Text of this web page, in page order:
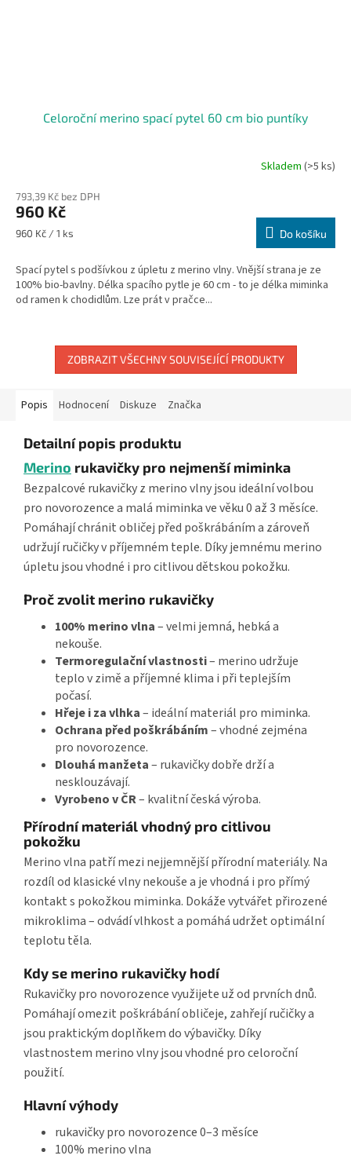
Celoroční merino spací pytel 60 cm bio puntíky
produktu
je
5,0
z
hvězdiček.
Skladem(>5 ks)
793,39 Kč bez DPH
960 Kč
Měrná
960 Kč / 1 ks Do košíku
Spací pytel s podšívkou z úpletu z merino vlny. Vnější strana je ze
100% bio-bavlny. Délka spacího pytle je 60 cm - to je délka miminka
od ramen k chodidlům. Lze prát v pračce...
ZOBRAZIT VŠECHNY SOUVISEJÍCÍ PRODUKTY
Popis Hodnocení Diskuze Značka
Detailní popis produktu
Merino rukavičky pro nejmenší miminka
Bezpalcové rukavičky z merino vlny jsou ideální volbou
pro novorozence a malá miminka ve věku 0 až 3 měsíce.
Pomáhají chránit obličej před poškrábáním a zároveň
udržují ručičky v příjemném teple. Díky jemnému merino
úpletu jsou vhodné i pro citlivou dětskou pokožku.
Proč zvolit merino rukavičky
100% merino vlna– velmi jemná, hebká a
nekouše.
Termoregulační vlastnosti– merino udržuje
teplo v zimě a příjemné klima i při teplejším
počasí.
Hřeje i za vlhka– ideální materiál pro miminka.
Ochrana před poškrábáním– vhodné zejména
pro novorozence.
Dlouhá manžeta– rukavičky dobře drží a
nesklouzávají.
Vyrobeno v ČR– kvalitní česká výroba.
Přírodní materiál vhodný pro citlivou
pokožku
Merino vlna patří mezi nejjemnější přírodní materiály. Na
rozdíl od klasické vlny nekouše a je vhodná i pro přímý
kontakt s pokožkou miminka. Dokáže vytvářet přirozené
mikroklima – odvádí vlhkost a pomáhá udržet optimální
teplotu těla.
Kdy se merino rukavičky hodí
Rukavičky pro novorozence využijete už od prvních dnů.
Pomáhají omezit poškrábání obličeje, zahřejí ručičky a
jsou praktickým doplňkem do výbavičky. Díky
vlastnostem merino vlny jsou vhodné pro celoroční
použití.
Hlavní výhody
rukavičky pro novorozence 0–3 měsíce
100% merino vlna